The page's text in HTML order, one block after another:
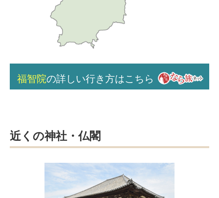
福智院の詳しい行き方はこちら
近くの神社・仏閣